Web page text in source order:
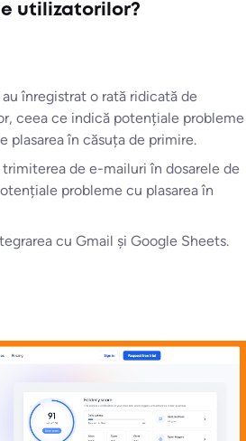
utilizatorilor?
înregistrat o rată ridicată de
ceea ce indică potențiale probleme
plasarea în căsuța de primire.
de e-mailuri în dosarele de
probleme cu plasarea în
cu Gmail și Google Sheets.